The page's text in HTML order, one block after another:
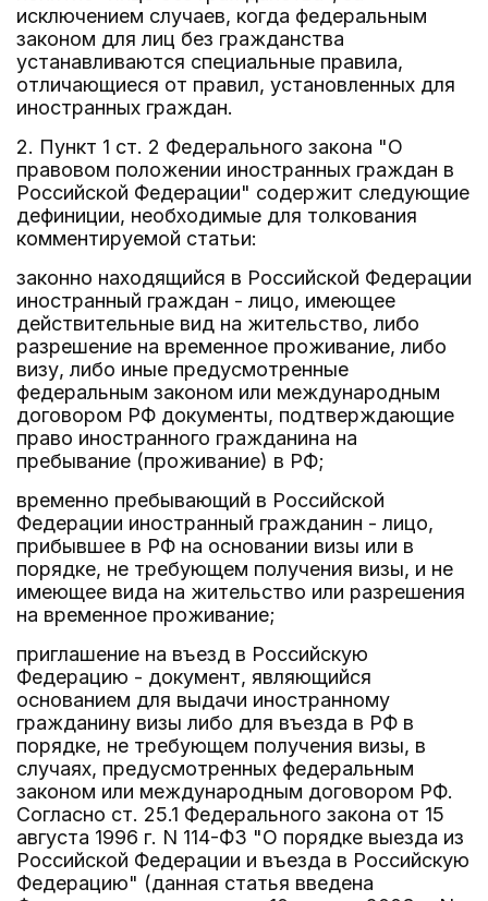
исключением случаев, когда федеральным
законом для лиц без гражданства
устанавливаются специальные правила,
отличающиеся от правил, установленных для
иностранных граждан.
2. Пункт 1 ст. 2 Федерального закона "О
правовом положении иностранных граждан в
Российской Федерации" содержит следующие
дефиниции, необходимые для толкования
комментируемой статьи:
законно находящийся в Российской Федерации
иностранный граждан - лицо, имеющее
действительные вид на жительство, либо
разрешение на временное проживание, либо
визу, либо иные предусмотренные
федеральным законом или международным
договором РФ документы, подтверждающие
право иностранного гражданина на
пребывание (проживание) в РФ;
временно пребывающий в Российской
Федерации иностранный гражданин - лицо,
прибывшее в РФ на основании визы или в
порядке, не требующем получения визы, и не
имеющее вида на жительство или разрешения
на временное проживание;
приглашение на въезд в Российскую
Федерацию - документ, являющийся
основанием для выдачи иностранному
гражданину визы либо для въезда в РФ в
порядке, не требующем получения визы, в
случаях, предусмотренных федеральным
законом или международным договором РФ.
Согласно ст. 25.1 Федерального закона от 15
августа 1996 г. N 114-ФЗ "О порядке выезда из
Российской Федерации и въезда в Российскую
Федерацию" (данная статья введена